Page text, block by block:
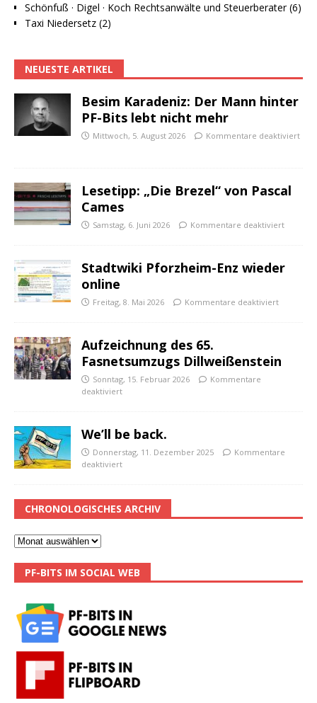
Schönfuß · Digel · Koch Rechtsanwälte und Steuerberater (6)
Taxi Niedersetz (2)
NEUESTE ARTIKEL
Besim Karadeniz: Der Mann hinter
PF-Bits lebt nicht mehr
Mittwoch, 5. August 2026 Kommentare deaktiviert
Lesetipp: „Die Brezel“ von Pascal
Cames
Samstag, 6. Juni 2026 Kommentare deaktiviert
Stadtwiki Pforzheim-Enz wieder
online
Freitag, 8. Mai 2026 Kommentare deaktiviert
Aufzeichnung des 65.
Fasnetsumzugs Dillweißenstein
Sonntag, 15. Februar 2026
Kommentare
deaktiviert
We’ll be back.
Donnerstag, 11. Dezember 2025
Kommentare
deaktiviert
CHRONOLOGISCHES ARCHIV
PF-BITS IM SOCIAL WEB